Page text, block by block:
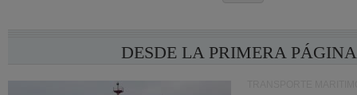
DESDE LA PRIMERA PÁGINA